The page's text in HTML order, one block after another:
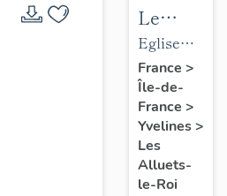
Le
mobilier
de
l'église
Saint-
Nicolas
Eglise
paroissiale
Saint-
Nicolas
France >
Île-de-
France >
Yvelines>
Les
Alluets-
le-Roi